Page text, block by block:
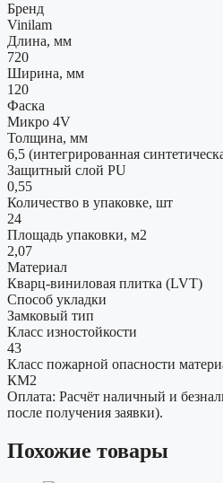
Бренд
Vinilam
Длина, мм
720
Ширина, мм
120
Фаска
Микро 4V
Толщина, мм
6,5 (интегрированная
Защитный слой PU
0,55
Количество в упаковке, шт
24
Площадь упаковки, м2
2,07
Материал
Кварц-виниловая плитка (LVT)
Способ укладки
Замковый тип
Класс изностойкости
43
Класс пожарной опасности
КМ2
Оплата: Расчёт наличный и
после получения заявки).
Похожие товары